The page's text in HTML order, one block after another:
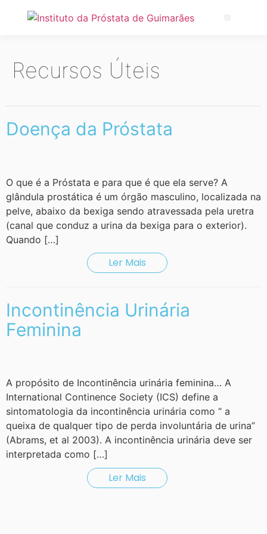
Recursos Úteis
Doença da Próstata
O que é a Próstata e para que é que ela serve? A
glândula prostática é um órgão masculino, localizada na
pelve, abaixo da bexiga sendo atravessada pela uretra
(canal que conduz a urina da bexiga para o exterior).
Quando […]
Ler Mais
Incontinência Urinária
Feminina
A propósito de Incontinência urinária feminina… A
International Continence Society (ICS) define a
sintomatologia da incontinência urinária como “ a
queixa de qualquer tipo de perda involuntária de urina”
(Abrams, et al 2003). A incontinência urinária deve ser
interpretada como […]
Ler Mais